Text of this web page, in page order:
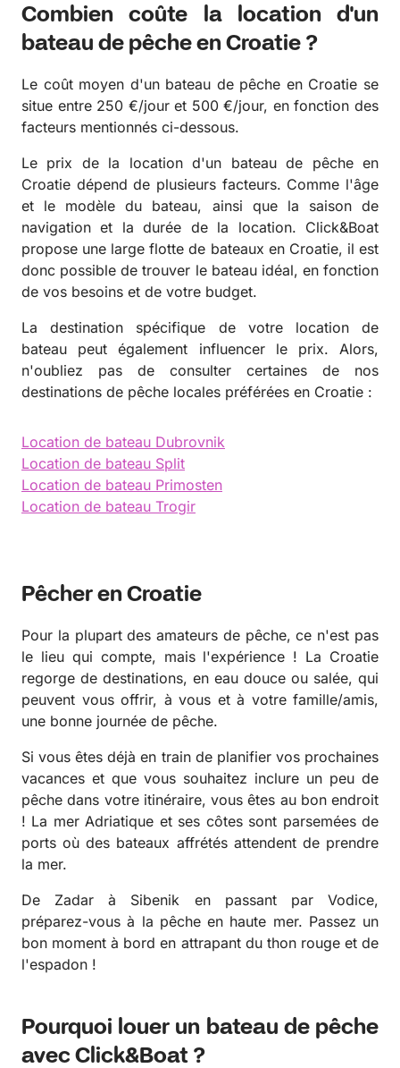
Combien coûte la location d'un
bateau de pêche en Croatie ?
Le coût moyen d'un bateau de pêche en Croatie se
situe entre 250 €/jour et 500 €/jour, en fonction des
facteurs mentionnés ci-dessous.
Le prix de la location d'un bateau de pêche en
Croatie dépend de plusieurs facteurs. Comme l'âge
et le modèle du bateau, ainsi que la saison de
navigation et la durée de la location. Click&Boat
propose une large flotte de bateaux en Croatie, il est
donc possible de trouver le bateau idéal, en fonction
de vos besoins et de votre budget.
La destination spécifique de votre location de
bateau peut également influencer le prix. Alors,
n'oubliez pas de consulter certaines de nos
destinations de pêche locales préférées en Croatie :
Location de bateau Dubrovnik
Location de bateau Split
Location de bateau Primosten
Location de bateau Trogir
Pêcher en Croatie
Pour la plupart des amateurs de pêche, ce n'est pas
le lieu qui compte, mais l'expérience ! La Croatie
regorge de destinations, en eau douce ou salée, qui
peuvent vous offrir, à vous et à votre famille/amis,
une bonne journée de pêche.
Si vous êtes déjà en train de planifier vos prochaines
vacances et que vous souhaitez inclure un peu de
pêche dans votre itinéraire, vous êtes au bon endroit
! La mer Adriatique et ses côtes sont parsemées de
ports où des bateaux affrétés attendent de prendre
la mer.
De Zadar à Sibenik en passant par Vodice,
préparez-vous à la pêche en haute mer. Passez un
bon moment à bord en attrapant du thon rouge et de
l'espadon !
Pourquoi louer un bateau de pêche
avec Click&Boat ?